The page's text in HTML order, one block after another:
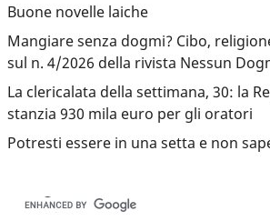
Buone novelle laiche
Mangiare senza dogmi? Cibo,
sul n. 4/2026 della rivista Nessun
La clericalata della settimana, 30: la
stanzia 930 mila euro per gli oratori
Potresti essere in una setta e non